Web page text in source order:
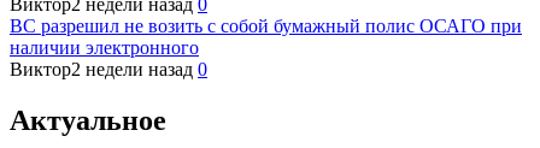
ВС разрешил не возить с собой бумажный полис ОСАГО при
наличии электронного
Виктор2 недели назад 0
Актуальное